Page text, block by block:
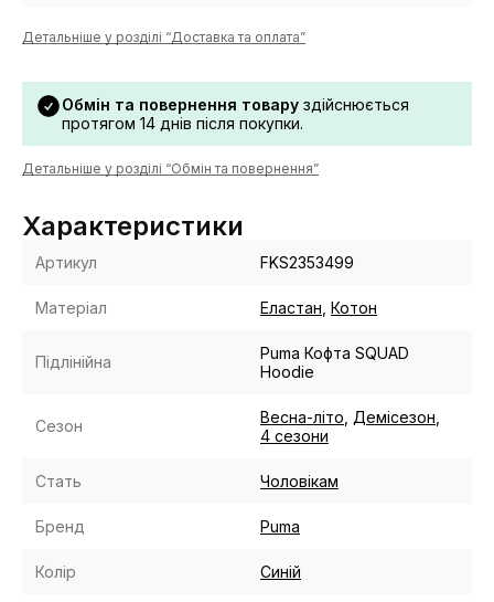
Детальніше у розділі “Доставка та оплата”
Обмін та повернення товару здійснюється
протягом 14 днів після покупки.
Детальніше у розділі “Обмін та повернення”
Характеристики
Артикул FKS2353499
Матеріал Еластан Котон
Підлінійна
Puma Кофта SQUAD
Hoodie
Сезон Весна-літо Демісезон
4 сезони
Стать Чоловікам
Бренд Puma
Колір Cиній